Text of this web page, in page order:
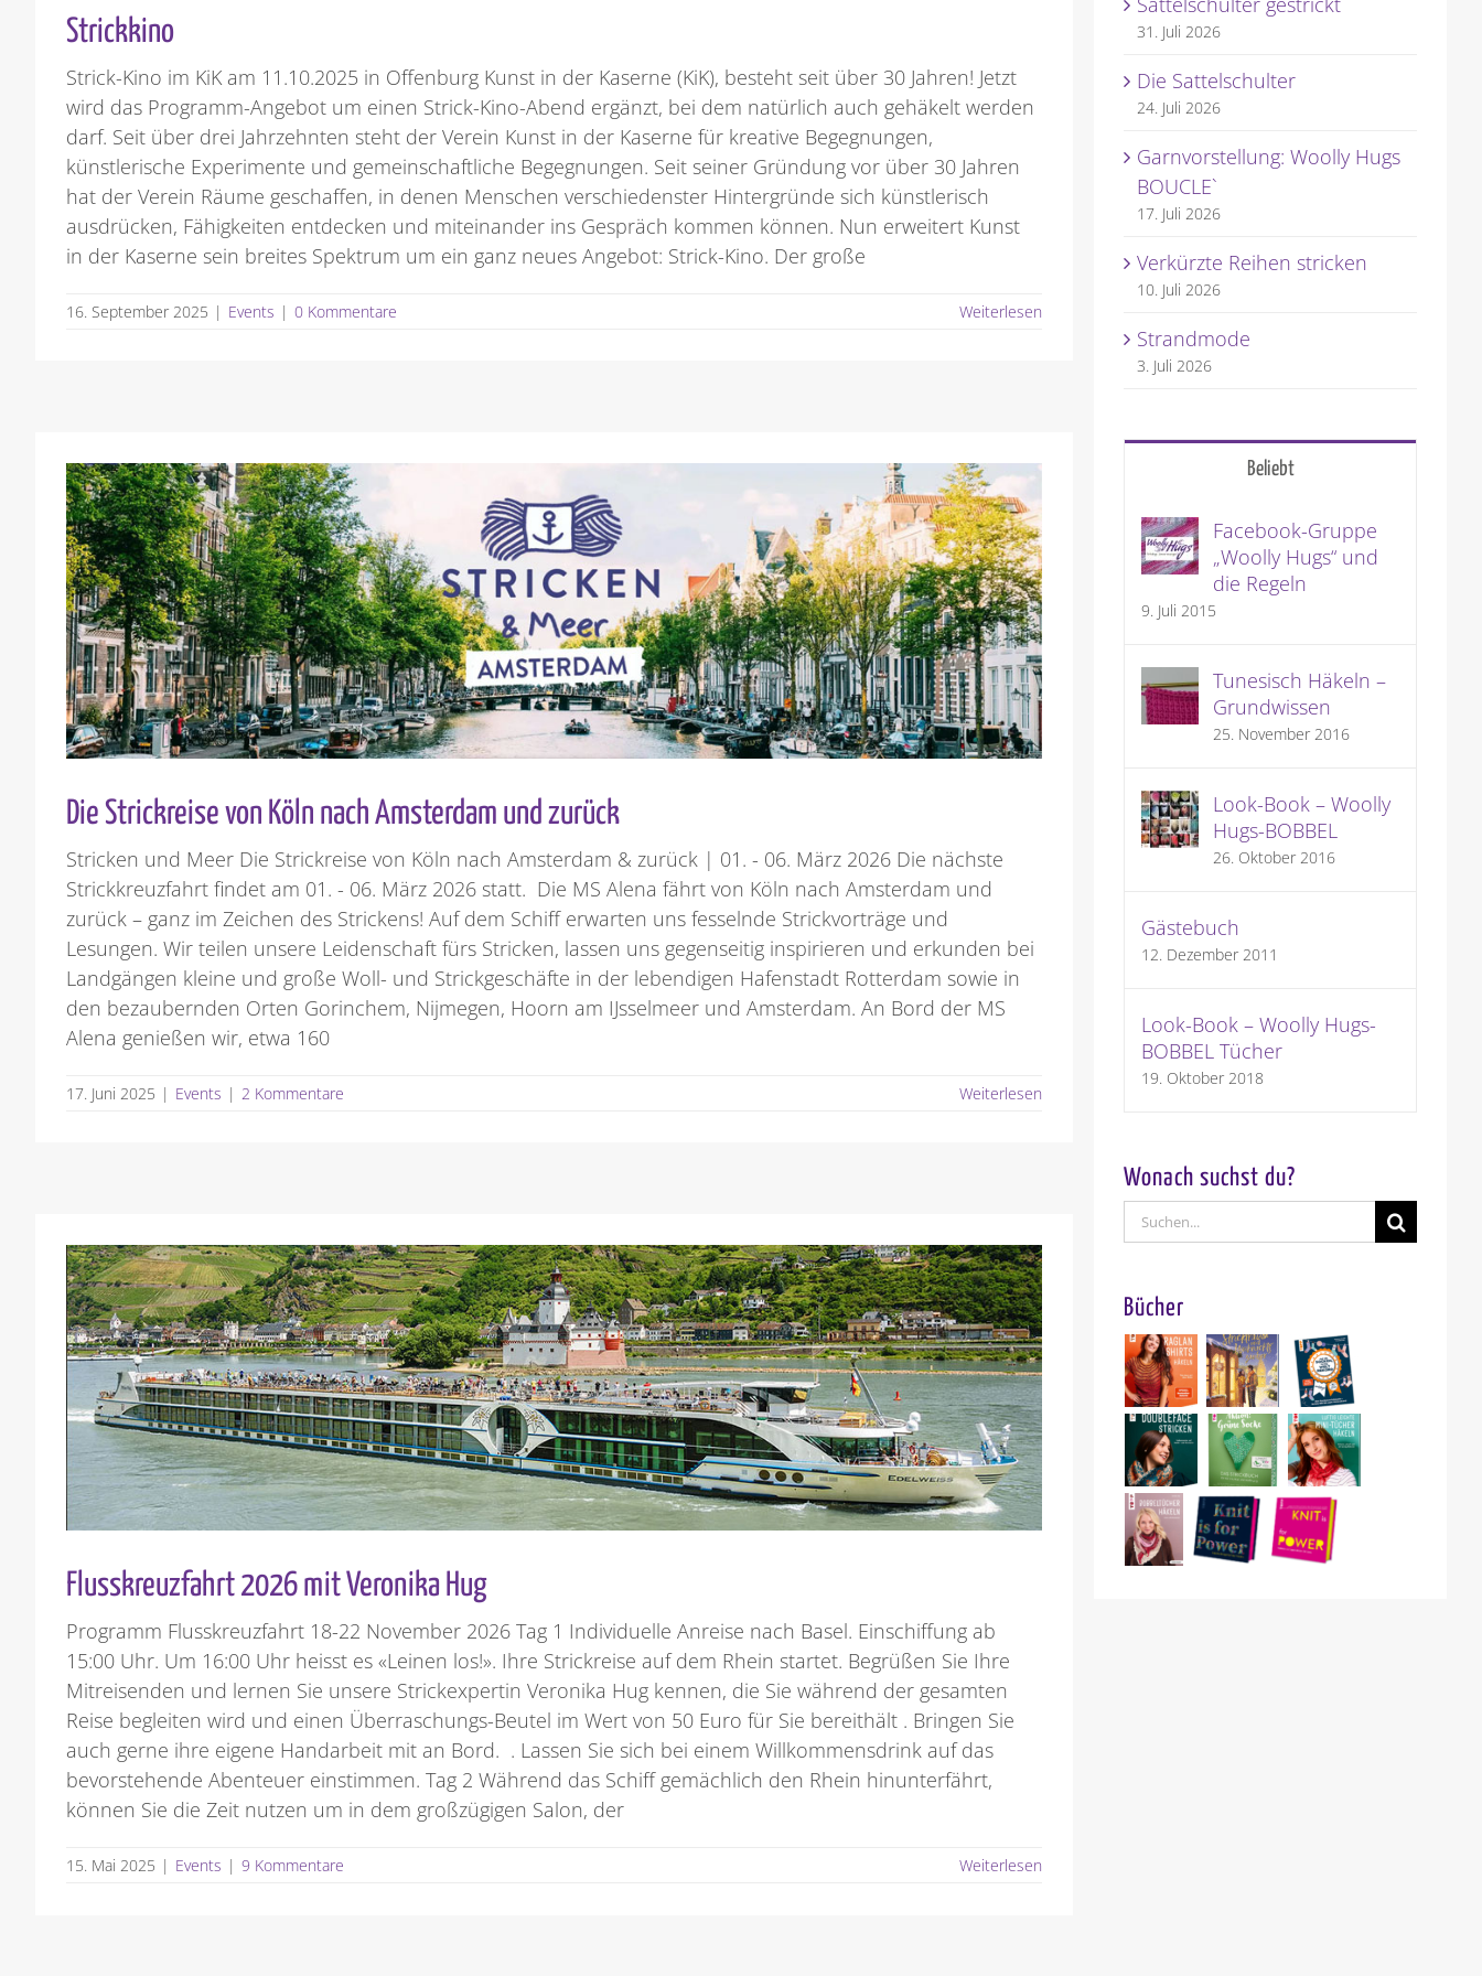
Strickkino
Strick-Kino im KiK am 11.10.2025 in Offenburg Kunst in der Kaserne (KiK), besteht seit über 30 Jahren! Jetzt
wird das Programm-Angebot um einen Strick-Kino-Abend ergänzt, bei dem natürlich auch gehäkelt werden
darf. Seit über drei Jahrzehnten steht der Verein Kunst in der Kaserne für kreative Begegnungen,
künstlerische Experimente und gemeinschaftliche Begegnungen. Seit seiner Gründung vor über 30 Jahren
hat der Verein Räume geschaffen, in denen Menschen verschiedenster Hintergründe sich künstlerisch
ausdrücken, Fähigkeiten entdecken und miteinander ins Gespräch kommen können. Nun erweitert Kunst
in der Kaserne sein breites Spektrum um ein ganz neues Angebot: Strick-Kino. Der große
16. September 2025 | Events | 0 Kommentare Weiterlesen
Die Strickreise von Köln nach Amsterdam und zurück
Stricken und Meer Die Strickreise von Köln nach Amsterdam & zurück | 01. - 06. März 2026 Die nächste
Strickkreuzfahrt findet am 01. - 06. März 2026 statt. Die MS Alena fährt von Köln nach Amsterdam und
zurück – ganz im Zeichen des Strickens! Auf dem Schiff erwarten uns fesselnde Strickvorträge und
Lesungen. Wir teilen unsere Leidenschaft fürs Stricken, lassen uns gegenseitig inspirieren und erkunden bei
Landgängen kleine und große Woll- und Strickgeschäfte in der lebendigen Hafenstadt Rotterdam sowie in
den bezaubernden Orten Gorinchem, Nijmegen, Hoorn am IJsselmeer und Amsterdam. An Bord der MS
Alena genießen wir, etwa 160
17. Juni 2025 | Events | 2 Kommentare Weiterlesen
Flusskreuzfahrt 2026 mit Veronika Hug
Programm Flusskreuzfahrt 18-22 November 2026 Tag 1 Individuelle Anreise nach Basel. Einschiffung ab
15:00 Uhr. Um 16:00 Uhr heisst es «Leinen los!». Ihre Strickreise auf dem Rhein startet. Begrüßen Sie Ihre
Mitreisenden und lernen Sie unsere Strickexpertin Veronika Hug kennen, die Sie während der gesamten
Reise begleiten wird und einen Überraschungs-Beutel im Wert von 50 Euro für Sie bereithält . Bringen Sie
auch gerne ihre eigene Handarbeit mit an Bord. . Lassen Sie sich bei einem Willkommensdrink auf das
bevorstehende Abenteuer einstimmen. Tag 2 Während das Schiff gemächlich den Rhein hinunterfährt,
können Sie die Zeit nutzen um in dem großzügigen Salon, der
15. Mai 2025 | Events | 9 Kommentare Weiterlesen
31. Juli 2026
Die Sattelschulter
24. Juli 2026
Garnvorstellung: Woolly Hugs
BOUCLE`
17. Juli 2026
Verkürzte Reihen stricken
10. Juli 2026
Strandmode
3. Juli 2026
Beliebt
Facebook-Gruppe
„Woolly Hugs“ und
die Regeln
9. Juli 2015
Tunesisch Häkeln –
Grundwissen
25. November 2016
Look-Book – Woolly
Hugs-BOBBEL
26. Oktober 2016
Gästebuch
12. Dezember 2011
Look-Book – Woolly Hugs-
BOBBEL Tücher
19. Oktober 2018
Wonach suchst du?
Suche
nach:
Bücher